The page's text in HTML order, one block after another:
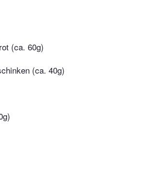
(ca. 60g)
(ca. 40g)